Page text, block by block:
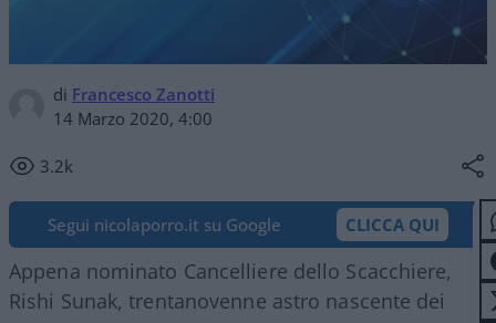
di Francesco Zanotti
14 Marzo 2020, 4:00
3.2k
Segui nicolaporro.it su Google CLICCA QUI
Appena nominato Cancelliere dello Scacchiere,
Rishi Sunak, trentanovenne astro nascente dei